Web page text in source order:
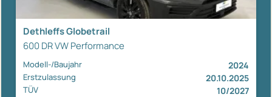
Dethleffs Globetrail
600 DR VW Performance
Modell-/Baujahr 2024
Erstzulassung 20.10.2025
TÜV 10/2027